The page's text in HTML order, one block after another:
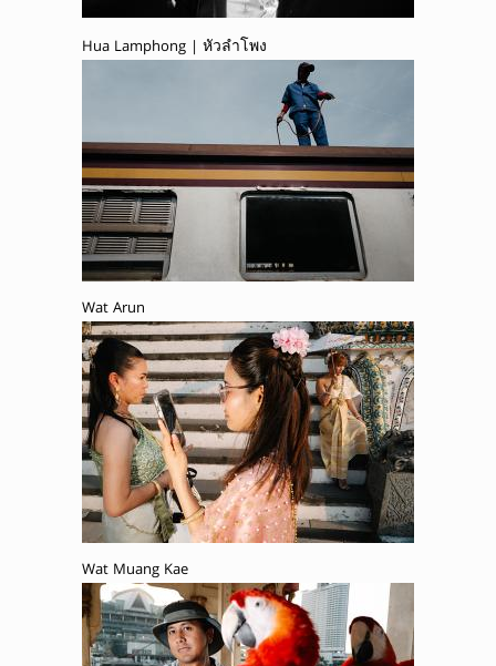
Hua Lamphong | หัวลำโพง
Wat Arun
Wat Muang Kae